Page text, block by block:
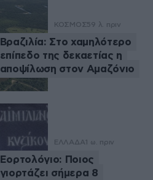
ΚΟΣΜΟΣ59 λ. πριν
Βραζιλία: Στο χαμηλότερο
επίπεδο της δεκαετίας η
αποψίλωση στον Αμαζόνιο
ΕΛΛΑΔΑ 1 ω. πριν
Εορτολόγιο: Ποιος
γιορτάζει σήμερα 8